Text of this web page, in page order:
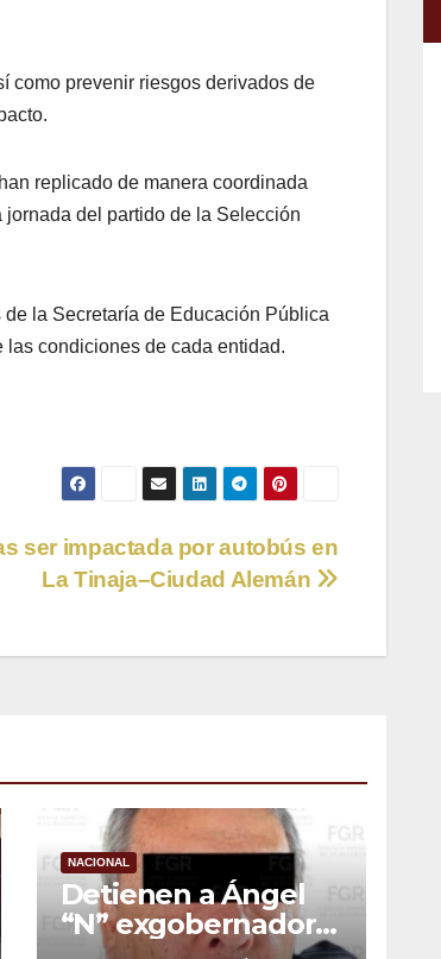
como prevenir riesgos derivados de
replicado de manera coordinada
del partido de la Selección
la Secretaría de Educación Pública
condiciones de cada entidad.
ser impactada por autobús en
La Tinaja–Ciudad Alemán
NACIONAL
Detienen a Ángel
“N” exgobernador